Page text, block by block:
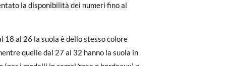
la disponibilità dei numeri fino al
18 al 26 la suola è dello stesso colore
quelle dal 27 al 32 hanno la suola in
di notare che l'ordine deve essere
altre scarpe che ha, non con la suola